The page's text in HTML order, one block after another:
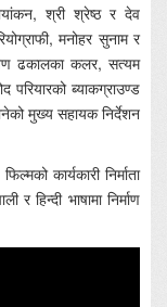
श्री श्रेष्ठ र देव
मनोहर सुनाम र
ढकालका कलर, सत्यम
परियारको ब्याकग्राउण्ड
मुख्य सहायक निर्देशन
कार्यकारी निर्माता
हिन्दी भाषामा निर्माण